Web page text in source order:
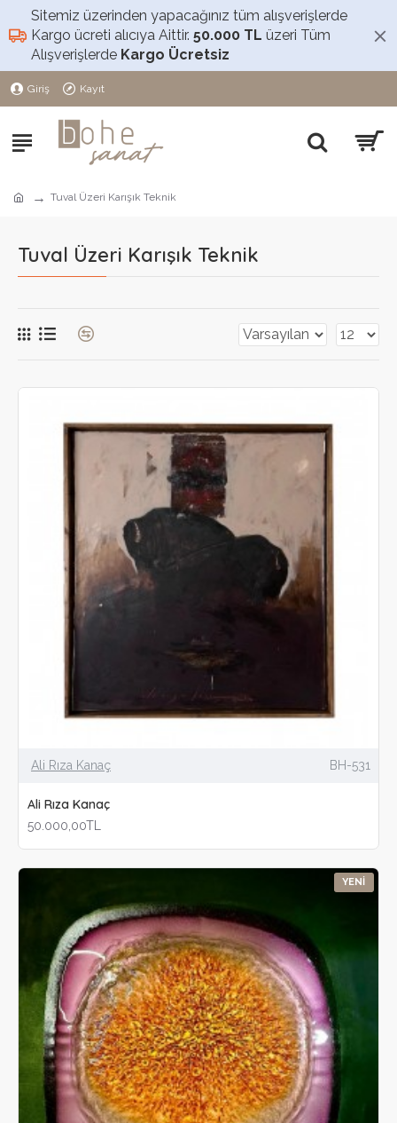
Sitemiz üzerinden yapacağınız tüm alışverişlerde
Kargo ücreti alıcıya Aittir. 50.000 TL üzeri Tüm
Alışverişlerde Kargo Ücretsiz
Giriş Kayıt
Tuval Üzeri Karışık Teknik
Tuval Üzeri Karışık Teknik
Ali Rıza Kanaç BH-531
Ali Rıza Kanaç
50.000,00TL
YENI